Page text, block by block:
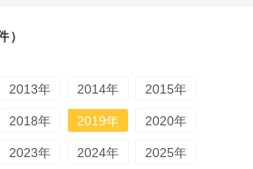
）
2013年 2014年 2015年
2018年 2019年 2020年
2023年 2024年 2025年